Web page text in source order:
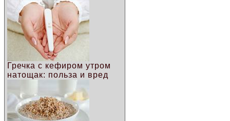
Гречка с кефиром утром
натощак: польза и вред